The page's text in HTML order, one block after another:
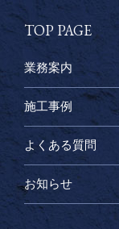
TOP PAGE
業務案内
施工事例
よくある質問
お知らせ